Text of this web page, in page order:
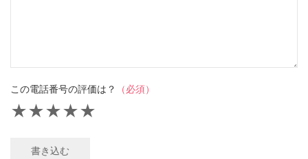
この電話番号の評価は？ （必須）
★
★
★
★
★
書き込む